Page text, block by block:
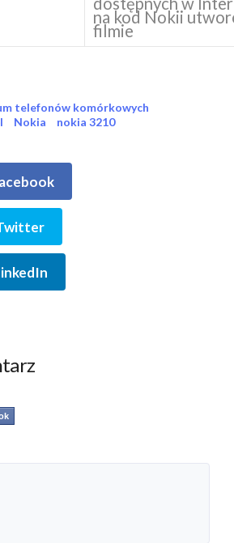
na kod Nokii
filmie
telefonów komórkowych
Nokia nokia 3210